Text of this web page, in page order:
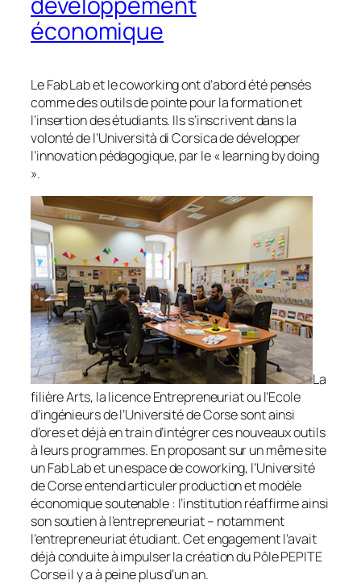
économique
Le Fab Lab et le coworking ont d’abord été pensés
comme des outils de pointe pour la formation et
l’insertion des étudiants. Ils s’inscrivent dans la
volonté de l’Università di Corsica de développer
l’innovation pédagogique, par le «learning by doing
».
La
filière Arts, la licence Entrepreneuriat ou l’Ecole
d’ingénieurs de l’Université de Corse sont ainsi
d’ores et déjà en train d’intégrer ces nouveaux outils
à leurs programmes. En proposant sur un même site
un Fab Lab et un espace de coworking, l’Université
de Corse entend articuler production et modèle
économique soutenable : l’institution réaffirme ainsi
son soutien à l’entrepreneuriat – notamment
l’entrepreneuriat étudiant. Cet engagement l’avait
déjà conduite à impulser la création du Pôle PEPITE
Corse il y a à peine plus d‘un an.